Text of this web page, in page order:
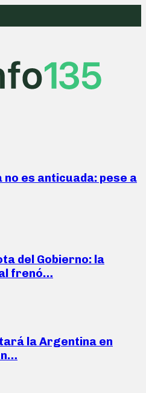
no es anticuada: pese a
del Gobierno: la
frenó…
la Argentina en